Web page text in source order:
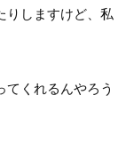
りしますけど、私
くれるんやろう